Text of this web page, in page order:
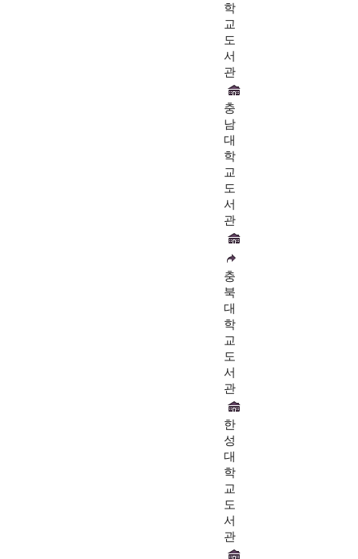
학
교
도
서
관
충
남
대
학
교
도
서
관
충
북
대
학
교
도
서
관
한
성
대
학
교
도
서
관